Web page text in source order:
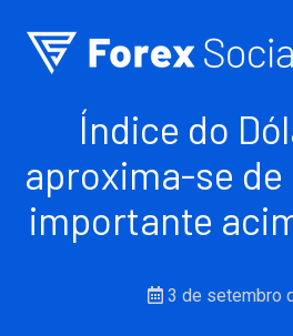
Índice do
aproxima-se
importante
3 de setembro